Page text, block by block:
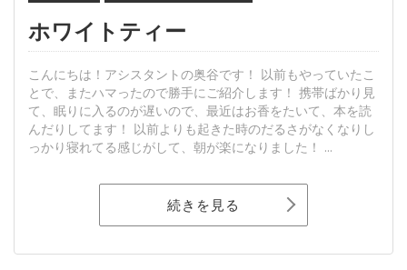
ホワイトティー
こんにちは！アシスタントの奥谷です！ 以前もやっていたこ
とで、またハマったので勝手にご紹介します！ 携帯ばかり見
て、眠りに入るのが遅いので、最近はお香をたいて、本を読
んだりしてます！ 以前よりも起きた時のだるさがなくなりし
っかり寝れてる感じがして、朝が楽になりました！ ...
続きを見る